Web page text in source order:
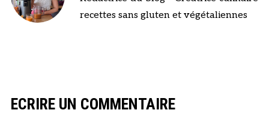
recettes sans gluten et végétaliennes
ECRIRE UN COMMENTAIRE